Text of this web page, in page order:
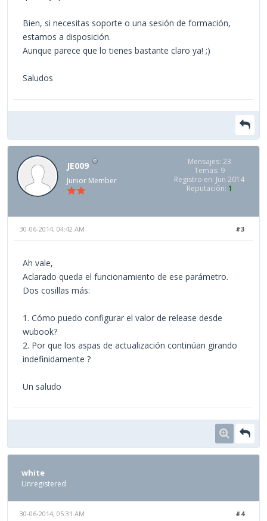
Bien, si necesitas soporte o una sesión de formación,
estamos a disposición.
Aunque parece que lo tienes bastante claro ya! ;)
Saludos
JE009
Junior Member
Mensajes: 23
Temas: 9
Registro en: Jun 2014
Reputación: 1
#3
30-06-2014, 04:42 AM
Ah vale,
Aclarado queda el funcionamiento de ese parámetro.
Dos cosillas más:
1. Cómo puedo configurar el valor de release desde
wubook?
2. Por que los aspas de actualización continúan girando
indefinidamente ?
Un saludo
white
Unregistered
#4
30-06-2014, 05:31 AM